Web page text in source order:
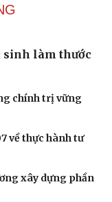
thể
bác bỏ mọi luận
mạng thời AI
khi dùng mạng xã